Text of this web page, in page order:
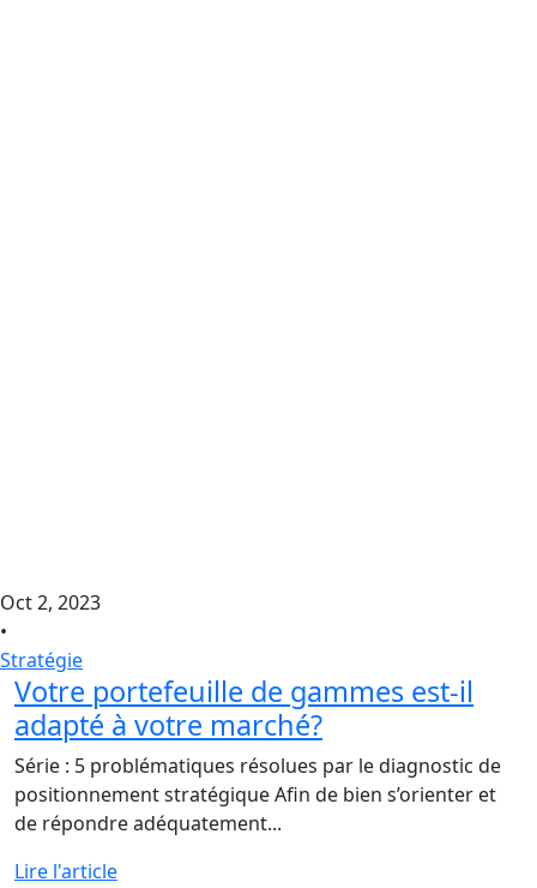
Oct 2, 2023
•
Stratégie
Votre portefeuille de gammes est-il
adapté à votre marché?
Série : 5 problématiques résolues par le diagnostic de
positionnement stratégique Afin de bien s’orienter et
de répondre adéquatement...
Lire l'article